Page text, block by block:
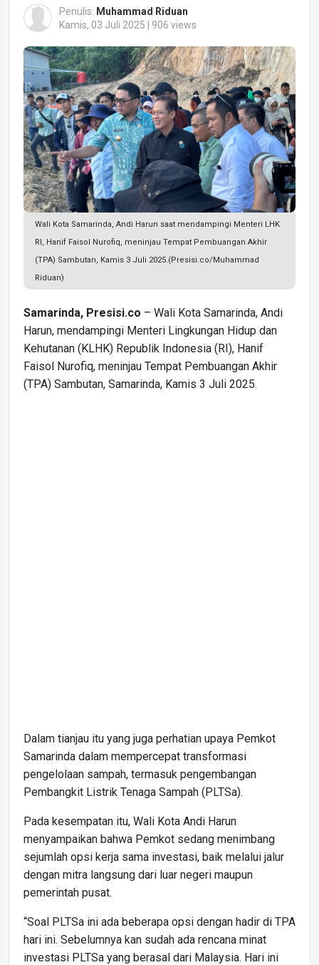
Penulis: Muhammad Riduan
Kamis, 03 Juli 2025 | 906 views
Wali Kota Samarinda, Andi Harun saat mendampingi Menteri LHK
RI, Hanif Faisol Nurofiq, meninjau Tempat Pembuangan Akhir
(TPA) Sambutan, Kamis 3 Juli 2025.(Presisi.co/Muhammad
Riduan)
Samarinda, Presisi.co – Wali Kota Samarinda, Andi
Harun, mendampingi Menteri Lingkungan Hidup dan
Kehutanan (KLHK) Republik Indonesia (RI), Hanif
Faisol Nurofiq, meninjau Tempat Pembuangan Akhir
(TPA) Sambutan, Samarinda, Kamis 3 Juli 2025.
Dalam tianjau itu yang juga perhatian upaya Pemkot
Samarinda dalam mempercepat transformasi
pengelolaan sampah, termasuk pengembangan
Pembangkit Listrik Tenaga Sampah (PLTSa).
Pada kesempatan itu, Wali Kota Andi Harun
menyampaikan bahwa Pemkot sedang menimbang
sejumlah opsi kerja sama investasi, baik melalui jalur
dengan mitra langsung dari luar negeri maupun
pemerintah pusat.
“Soal PLTSa ini ada beberapa opsi dengan hadir di TPA
hari ini. Sebelumnya kan sudah ada rencana minat
investasi PLTSa yang berasal dari Malaysia. Hari ini